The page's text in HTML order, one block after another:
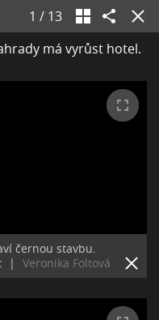
1 / 13
má vyrůst hotel.
černou stavbu.
| Veronika Foltová